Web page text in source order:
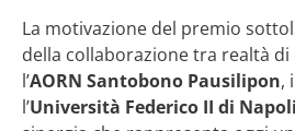
La motivazione del premio
della collaborazione tra realtà di
l’AORN Santobono Pausilipon,
l’Università Federico II di Napoli